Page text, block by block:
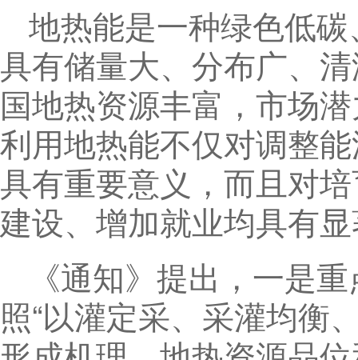
地热能是一种绿色低
具有储量大、分布广、
国地热资源丰富，市场
利用地热能不仅对调整
具有重要意义，而且对
建设、增加就业均具有
《通知》提出，一是
照“以灌定采、采灌均衡